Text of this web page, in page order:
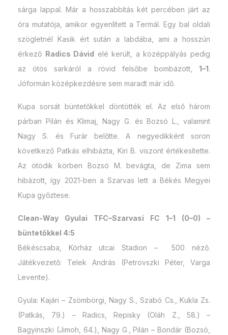
sárga lappal. Már a hosszabbítás két percében járt az
óra mutatója, amikor egyenlített a Termál. Egy bal oldali
szögletnél Kasik ért sután a labdába, ami a hosszún
érkező Radics Dávid elé került, a középpályás pedig
az ötös sarkáról a rövid felsőbe bombázott, 1–1.
Jóformán középkezdésre sem maradt már idő.
Kupa sorsát büntetőkkel döntötték el. Az első három
párban Pilán és Klimaj, Nagy G. és Bozsó L., valamint
Nagy S. és Furár belőtte. A negyedikként soron
következő Patkás elhibázta, Kiri B. viszont értékesítette.
Az ötödik körben Bozsó M. bevágta, de Zima sem
hibázott, így 2021-ben a Szarvas lett a Békés Megyei
Kupa győztese.
Clean-Way Gyulai TFC–Szarvasi FC 1–1 (0–0) –
büntetőkkel 4:5
Békéscsaba, Kórház utcai Stadion – 500 néző.
Játékvezető: Telek András (Petrovszki Péter, Varga
Levente).
Gyula: Kajári – Zsömbörgi, Nagy S., Szabó Cs., Kukla Zs.
(Patkás, 79.) – Radics, Repisky (Oláh Z., 58.) –
Bagyinszki (Jimoh, 64.), Nagy G., Pilán – Bondár (Bozsó,